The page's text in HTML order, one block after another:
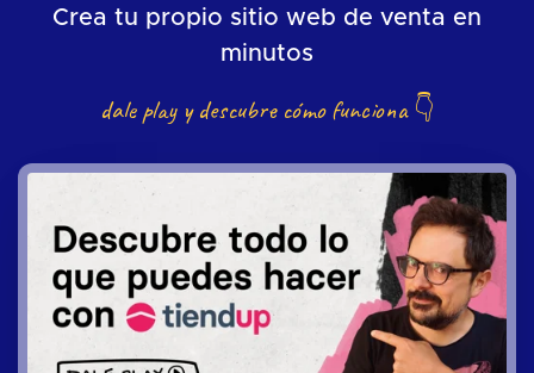
Crea tu propio sitio web de venta en
minutos
dale play y descubre cómo funciona 👇